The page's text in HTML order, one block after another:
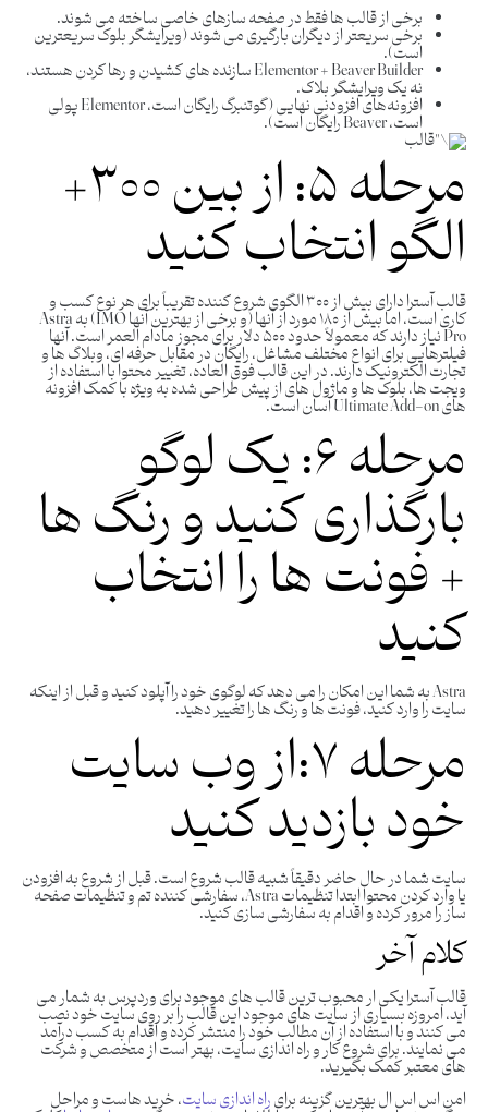
برخی از قالب ها فقط در صفحه سازهای خاصی ساخته می شوند.
برخی سریعتر از دیگران بارگیری می شوند (ویرایشگر بلوک سریعترین
است).
Elementor + Beaver Builder سازنده های کشیدن و رها کردن هستند،
نه یک ویرایشگر بلاک.
افزونه‌های افزودنی نهایی (گوتنبرگ رایگان است، Elementor پولی
است، Beaver رایگان است).
مرحله ۵: از بین ۳۰۰+
الگو انتخاب کنید
قالب آسترا دارای بیش از ۳۰۰ الگوی شروع کننده تقریباً برای هر نوع کسب و
کاری است، اما بیش از ۱۸۰ مورد از آنها (و برخی از بهترین آنها IMO) به Astra
Pro نیاز دارند که معمولاً حدود ۵۰۰ دلار برای مجوز مادام العمر است. آنها
فیلترهایی برای انواع مختلف مشاغل، رایگان در مقابل حرفه ای، وبلاگ ها و
تجارت الکترونیک دارند. در این قالب فوق العاده، تغییر محتوا با استفاده از
ویجت ‌ها، بلوک ‌ها و ماژول ‌های از پیش طراحی ‌شده به ‌ویژه با کمک افزونه
‌های Ultimate Add-on آسان است.
مرحله ۶: یک لوگو
بارگذاری کنید و رنگ ها
+ فونت ها را انتخاب
کنید
Astra به شما این امکان را می دهد که لوگوی خود را آپلود کنید و قبل از اینکه
سایت را وارد کنید، فونت ها و رنگ ها را تغییر دهید.
مرحله ۷:از وب سایت
خود بازدید کنید
سایت شما در حال حاضر دقیقاً شبیه قالب شروع است. قبل از شروع به افزودن
یا وارد کردن محتوا ابتدا تنظیمات Astra، سفارشی‌ کننده تم و تنظیمات صفحه
‌ساز را مرور کرده و اقدام به سفارشی سازی کنید.
کلام آخر
قالب آسترا یکی ار محبوب ترین قالب های موجود برای وردپرس به شمار می
آید، امروزه بسیاری از سایت های موجود این قالب را بر روی سایت خود نصب
می کنند و با استفاده از آن مطالب خود را منتشر کرده و اقدام به کسب درآمد
می نمایند. برای شروع کار و راه اندازی سایت، بهتر است از متخصص و شرکت
های معتبر کمک بگیرید.
امن اس اس ال بهترین گزینه برایراه اندازی سایت، خرید هاست و مراحل